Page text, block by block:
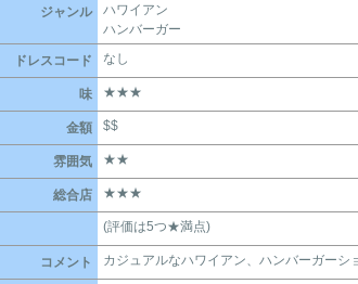
ジャンル
ハワイアン
ハンバーガー
ドレスコード なし
味 ★★★
金額 $$
雰囲気 ★★
総合店 ★★★
(評価は5つ★満点)
コメント カジュアルなハワイアン、ハンバーガーシ